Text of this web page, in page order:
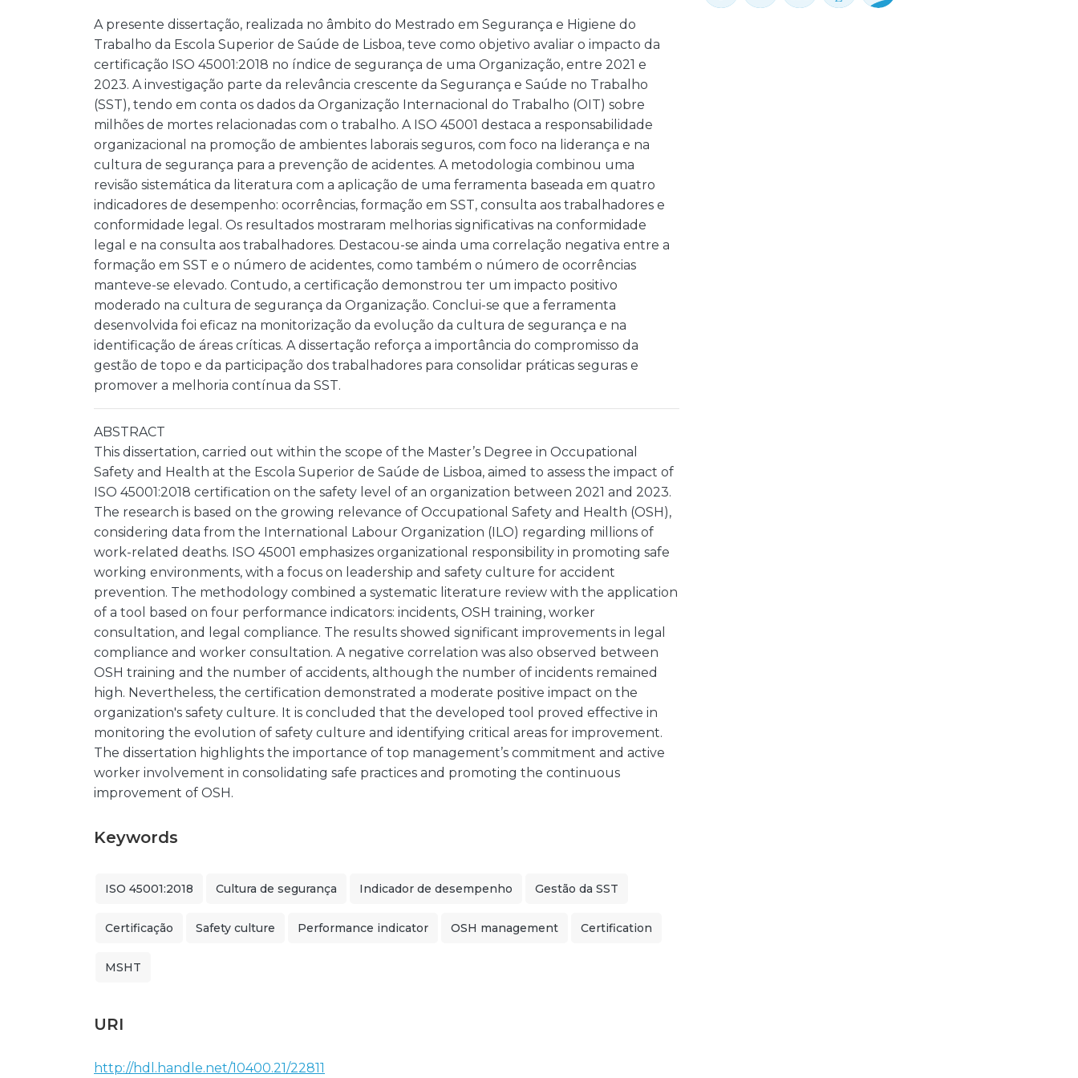
A presente dissertação, realizada no âmbito do Mestrado em Segurança e Higiene do
Trabalho da Escola Superior de Saúde de Lisboa, teve como objetivo avaliar o impacto da
certificação ISO 45001:2018 no índice de segurança de uma Organização, entre 2021 e
2023. A investigação parte da relevância crescente da Segurança e Saúde no Trabalho
(SST), tendo em conta os dados da Organização Internacional do Trabalho (OIT) sobre
milhões de mortes relacionadas com o trabalho. A ISO 45001 destaca a responsabilidade
organizacional na promoção de ambientes laborais seguros, com foco na liderança e na
cultura de segurança para a prevenção de acidentes. A metodologia combinou uma
revisão sistemática da literatura com a aplicação de uma ferramenta baseada em quatro
indicadores de desempenho: ocorrências, formação em SST, consulta aos trabalhadores e
conformidade legal. Os resultados mostraram melhorias significativas na conformidade
legal e na consulta aos trabalhadores. Destacou-se ainda uma correlação negativa entre a
formação em SST e o número de acidentes, como também o número de ocorrências
manteve-se elevado. Contudo, a certificação demonstrou ter um impacto positivo
moderado na cultura de segurança da Organização. Conclui-se que a ferramenta
desenvolvida foi eficaz na monitorização da evolução da cultura de segurança e na
identificação de áreas críticas. A dissertação reforça a importância do compromisso da
gestão de topo e da participação dos trabalhadores para consolidar práticas seguras e
promover a melhoria contínua da SST.
ABSTRACT
This dissertation, carried out within the scope of the Master’s Degree in Occupational
Safety and Health at the Escola Superior de Saúde de Lisboa, aimed to assess the impact of
ISO 45001:2018 certification on the safety level of an organization between 2021 and 2023.
The research is based on the growing relevance of Occupational Safety and Health (OSH),
considering data from the International Labour Organization (ILO) regarding millions of
work-related deaths. ISO 45001 emphasizes organizational responsibility in promoting safe
working environments, with a focus on leadership and safety culture for accident
prevention. The methodology combined a systematic literature review with the application
of a tool based on four performance indicators: incidents, OSH training, worker
consultation, and legal compliance. The results showed significant improvements in legal
compliance and worker consultation. A negative correlation was also observed between
OSH training and the number of accidents, although the number of incidents remained
high. Nevertheless, the certification demonstrated a moderate positive impact on the
organization's safety culture. It is concluded that the developed tool proved effective in
monitoring the evolution of safety culture and identifying critical areas for improvement.
The dissertation highlights the importance of top management’s commitment and active
worker involvement in consolidating safe practices and promoting the continuous
improvement of OSH.
Keywords
ISO 45001:2018 Cultura de segurança Indicador de desempenho Gestão da SST
Certificação Safety culture Performance indicator OSH management Certification
MSHT
URI
http://hdl.handle.net/10400.21/22811